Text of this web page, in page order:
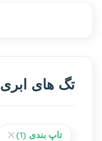
تگ های ابری
تاپ بندی (1)